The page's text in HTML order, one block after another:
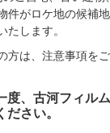
件がロケ地の候補
たします。
方は、注意事項を
度、古河フィル
ださい。